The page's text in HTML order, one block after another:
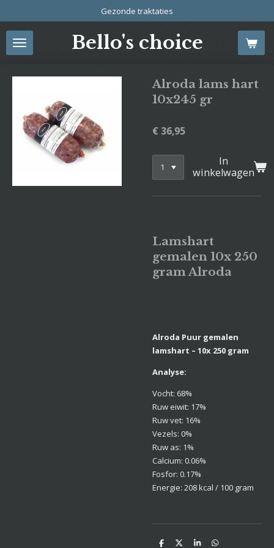
naar
de
Bello's choice
Gezonde traktaties
Alroda lams hart
10x245 gr
€ 36,95
In
winkelwagen
Lamshart
gemalen 10x 250
gram Alroda
Alroda Puur gemalen
lamshart – 10x 250 gram
Analyse:
Vocht: 68%
Ruw eiwit: 17%
Ruw vet: 16%
Vezels: 0%
Ruw as: 1%
Calcium: 0.06%
Fosfor: 0.17%
Energie: 208 kcal / 100 gram
D D S D